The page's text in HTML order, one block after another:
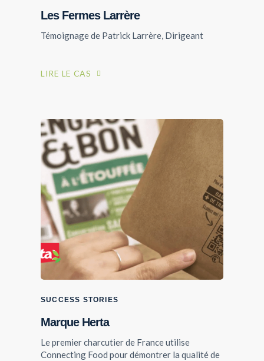
Les Fermes Larrère
Témoignage de Patrick Larrère, Dirigeant
LIRE LE CAS
SUCCESS STORIES
Marque Herta
Le premier charcutier de France utilise
Connecting Food pour démontrer la qualité de
Fermes Larrère